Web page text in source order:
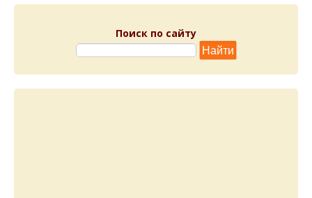
Поиск по сайту